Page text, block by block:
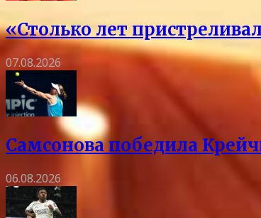
«Столько лет
07.08.2026
Самсонова победила
06.08.2026